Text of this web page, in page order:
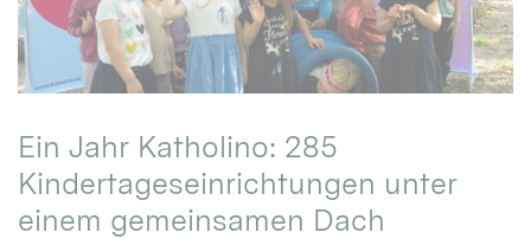
Ein Jahr Katholino: 285
Kindertageseinrichtungen unter
einem gemeinsamen Dach